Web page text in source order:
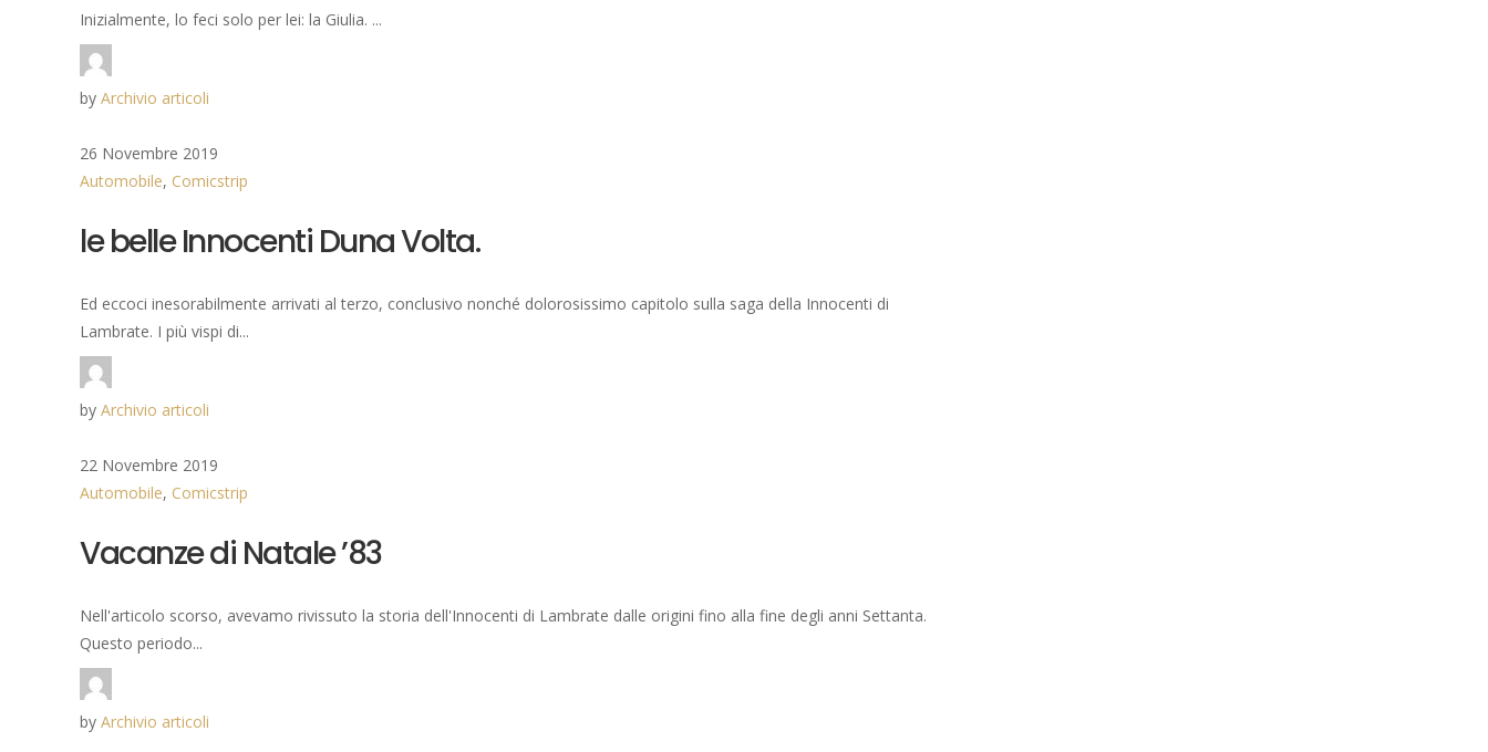
Inizialmente, lo feci solo per lei: la Giulia. ...
by Archivio articoli
26 Novembre 2019
Automobile, Comicstrip
le belle Innocenti Duna Volta.
Ed eccoci inesorabilmente arrivati al terzo, conclusivo nonché dolorosissimo capitolo sulla saga della Innocenti di
Lambrate. I più vispi di...
by Archivio articoli
22 Novembre 2019
Automobile, Comicstrip
Vacanze di Natale ’83
Nell'articolo scorso, avevamo rivissuto la storia dell'Innocenti di Lambrate dalle origini fino alla fine degli anni Settanta.
Questo periodo...
by Archivio articoli